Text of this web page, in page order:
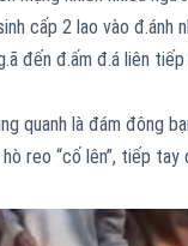
cấp 2 lao vào đ.ánh
đến đ.ấm đ.á liên
quanh là đám đông
reo “cố lên”, tiếp tay